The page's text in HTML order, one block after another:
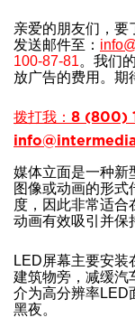
亲爱的朋友们，要
发送邮件至：
100-87-81。我们
放广告的费用。期
拨打我：8 (800)
媒体立面是一种新
图像或动画的形式
度，因此非常适合
动画有效吸引并保
LED屏幕主要安装
建筑物旁，减缓汽
介为高分辨率LED
黑夜。